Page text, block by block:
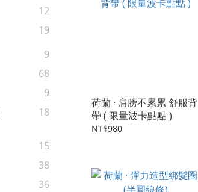
12
19
9
68
9
18
15
38
36
荷蘭 · 肩膀不累累 舒服背
帶 ( 限量波卡點點 )
NT$980